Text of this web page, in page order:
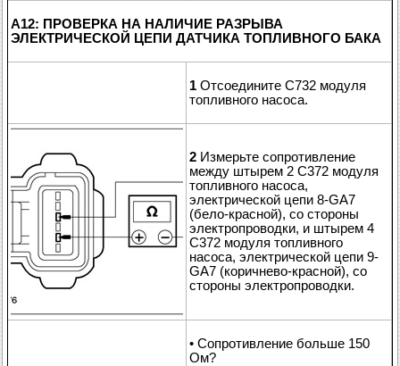
A12: ПРОВЕРКА НА НАЛИЧИЕ РАЗРЫВА
ЭЛЕКТРИЧЕСКОЙ ЦЕПИ ДАТЧИКА ТОПЛИВНОГО БАКА
1 Отсоедините C732 модуля
топливного насоса.
2 Измерьте сопротивление
между штырем 2 C372 модуля
топливного насоса,
электрической цепи 8-GA7
(бело-красной), со стороны
электропроводки, и штырем 4
C372 модуля топливного
насоса, электрической цепи 9-
GA7 (коричнево-красной), со
стороны электропроводки.
• Сопротивление больше 150
Ом?